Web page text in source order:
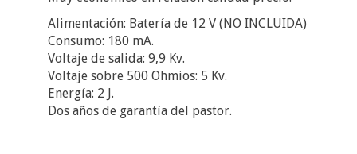
Alimentación: Batería de 12 V (NO INCLUIDA)
Consumo: 180 mA.
Voltaje de salida: 9,9 Kv.
Voltaje sobre 500 Ohmios: 5 Kv.
Energía: 2 J.
Dos años de garantía del pastor.